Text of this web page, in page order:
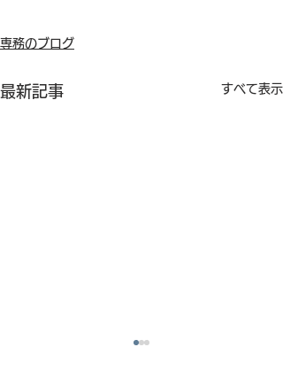
専務のブログ
最新記事 すべて表示